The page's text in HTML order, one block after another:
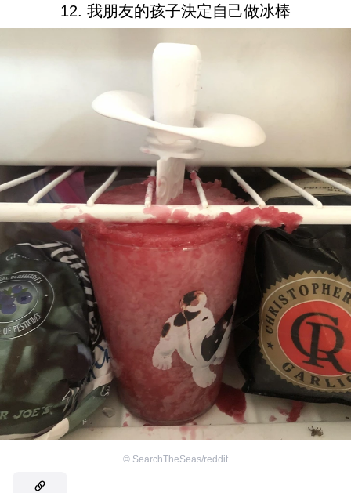
12. 我朋友的孩子決定自己做冰棒
© SearchTheSeas/reddit